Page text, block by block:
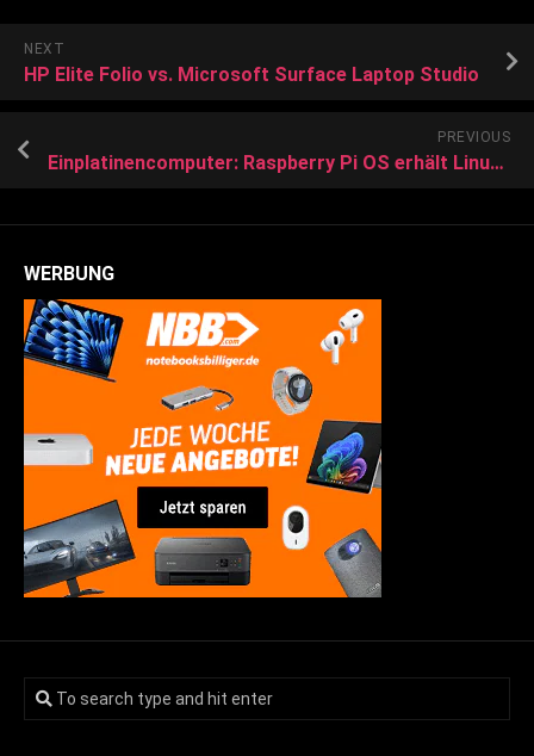
NEXT
HP Elite Folio vs. Microsoft Surface Laptop Studio
PREVIOUS
Einplatinencomputer: Raspberry Pi OS erhält Linux 5.15 LTS und Wayland
WERBUNG